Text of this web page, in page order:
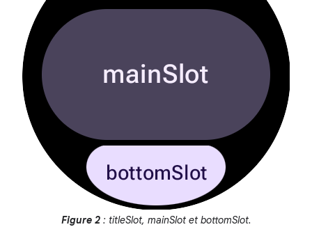
Figure 2: titleSlot, mainSlot et bottomSlot.